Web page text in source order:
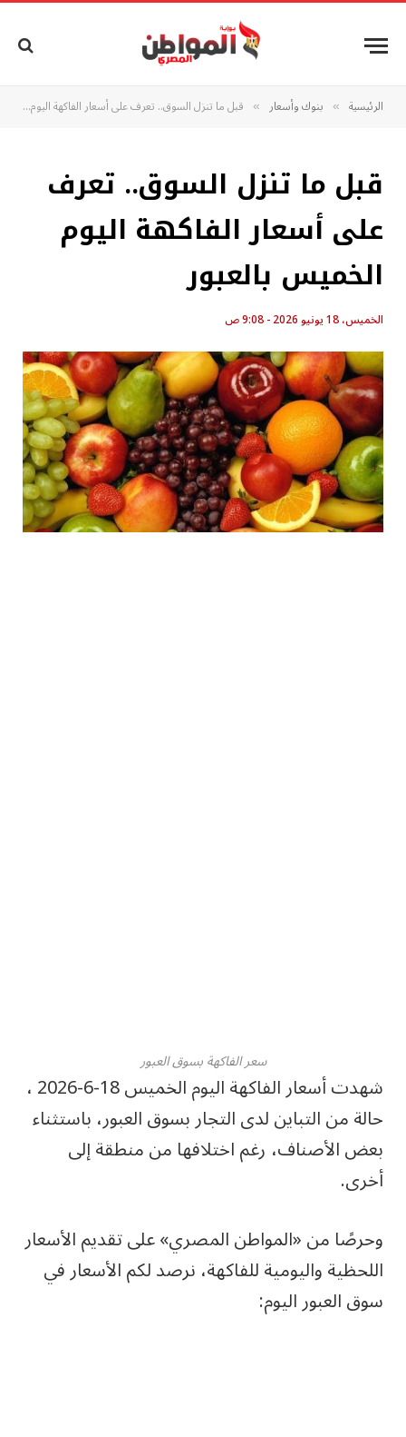
الرئيسية » بنوك وأسعار » قبل ما تنزل السوق.. تعرف على أسعار الفاكهة اليوم الخميس بالعبور
قبل ما تنزل السوق.. تعرف
على أسعار الفاكهة اليوم
الخميس بالعبور
الخميس، 18 يونيو 2026 - 9:08 ص
سعر الفاكهة بسوق العبور
شهدت أسعار الفاكهة اليوم الخميس 18-6-2026 ،
حالة من التباين لدى التجار بسوق العبور، باستثناء
بعض الأصناف، رغم اختلافها من منطقة إلى
أخرى.
وحرصًا من «المواطن المصري» على تقديم الأسعار
اللحظية واليومية للفاكهة، نرصد لكم الأسعار في
سوق العبور اليوم: